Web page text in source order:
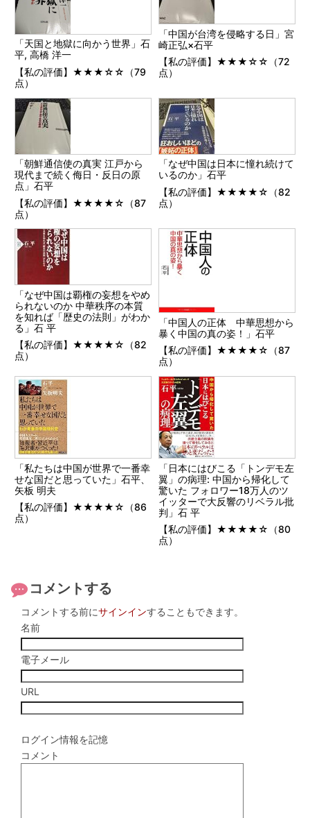
「天国と地獄に向かう世界」石
平, 高橋 洋一
【私の評価】★★★☆☆（79
点）
「中国が台湾を侵略する日」宮
崎正弘×石平
【私の評価】★★★☆☆（72
点）
「朝鮮通信使の真実 江戸から
現代まで続く侮日・反日の原
点」石平
【私の評価】★★★★☆（87
点）
「なぜ中国は日本に憧れ続けて
いるのか」石平
【私の評価】★★★★☆（82
点）
「なぜ中国は覇権の妄想をやめ
られないのか 中華秩序の本質
を知れば「歴史の法則」がわか
る」石 平
【私の評価】★★★★☆（82
点）
「中国人の正体 中華思想から
暴く中国の真の姿！」石平
【私の評価】★★★★☆（87
点）
「私たちは中国が世界で一番幸
せな国だと思っていた」石平、
矢板 明夫
【私の評価】★★★★☆（86
点）
「日本にはびこる「トンデモ左
翼」の病理: 中国から帰化して
驚いた フォロワー18万人のツ
イッターで大反響のリベラル批
判」石 平
【私の評価】★★★★☆（80
点）
コメントする
コメントする前にサインインすることもできます。
名前
電子メール
URL
ログイン情報を記憶
コメント